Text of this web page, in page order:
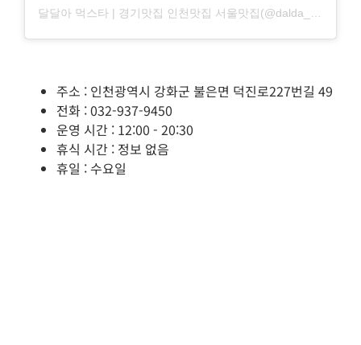
주소 : 인천광역시 강화군 불은면 덕진로227번길 49
전화 : 032-937-9450
운영 시간 : 12:00 - 20:30
휴식 시간 : 정보 없음
휴일 : 수요일